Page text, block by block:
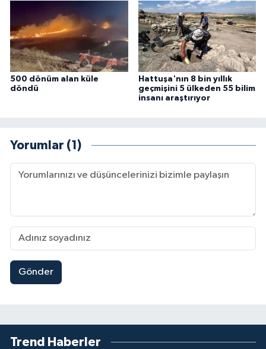
500 dönüm alan küle
döndü
Hattuşa'nın 8 bin yıllık
geçmişini 5 ülkeden 55 bilim
insanı araştırıyor
Yorumlar (1)
Gönder
Trend Haberler